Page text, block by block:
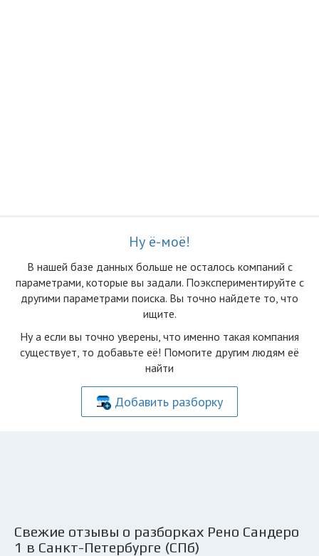
Ну ё-моё!
В нашей базе данных больше не осталоcь компаний с
параметрами, которые вы задали. Поэкспериментируйте с
другими параметрами поиска. Вы точно найдете то, что
ищите.
Ну а если вы точно уверены, что именно такая компания
существует, то добавьте её! Помогите другим людям её
найти
Добавить разборку
Свежие отзывы о разборках Рено Сандеро
1 в Санкт-Петербурге (СПб)